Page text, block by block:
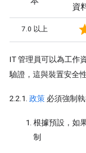
資
7.0 以上
IT 管理員可以為工作
驗證，這與裝置安全
2.2.1. 政策 必須強制
根據預設，如
制